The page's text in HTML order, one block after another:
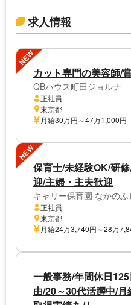
求人情報
NEW
カット専門の美容師/
QBハウス町田ジョルナ
正社員
東京都
月給30万円～47万1,000円
NEW
保育士/未経験OK/研
迎/主婦・主夫歓迎
キャリー保育園 なかのふ
正社員
東京都
月給24万3,740円～28万
一般事務/年間休日
由/20～30代活躍中/